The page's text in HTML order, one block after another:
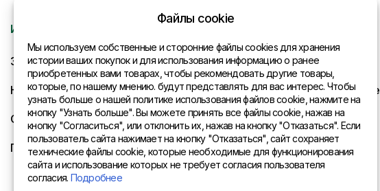
Информация
Запрос
Новости
Оплата и доставка
Политика конфиденциальности
Общая информация
Представительства в мире
Файлы cookie
Мы используем собственные и сторонние файлы cookies для хранения
истории ваших покупок и для использования информацию о ранее
приобретенных вами товарах, чтобы рекомендовать другие товары,
которые, по нашему мнению. будут представлять для вас интерес. Чтобы
узнать больше о нашей политике использования файлов cookie, нажмите на
кнопку "Узнать больше". Вы можете принять все файлы cookie, нажав на
кнопку "Согласиться", или отклонить их, нажав на кнопку "Отказаться". Если
пользователь сайта нажимает на кнопку "Отказаться", сайт сохраняет
технические файлы cookie, которые необходимые для функционирования
сайта и использование которых не требует согласия пользователя
согласия. Подробнее